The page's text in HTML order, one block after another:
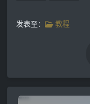
发表至： 教程